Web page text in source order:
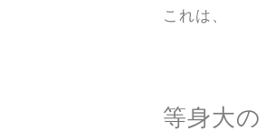
これは、
等身大